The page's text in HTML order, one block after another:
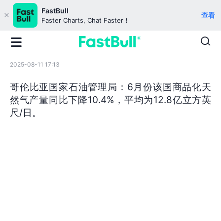
FastBull
Faster Charts, Chat Faster！
查看
2025-08-11 17:13
哥伦比亚国家石油管理局：6月份该国商品化天
然气产量同比下降10.4%，平均为12.8亿立方英
尺/日。